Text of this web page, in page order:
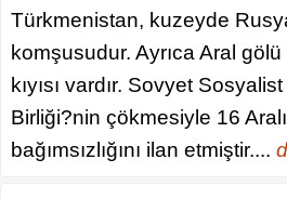
Türkmenistan, kuzeyde
komşusudur. Ayrıca Aral
kıyısı vardır. Sovyet
Birliği?nin çökmesiyle 16
bağımsızlığını ilan etmiştir....